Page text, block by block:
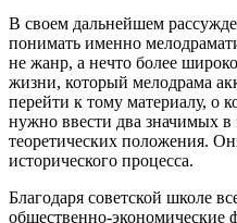
В своем дальнейшем
понимать именно
не жанр, а нечто более
жизни, который мелодрама
перейти к тому материалу, о
нужно ввести два значимых в
теоретических положения.
исторического процесса.
Благодаря советской школе
общественно-экономические